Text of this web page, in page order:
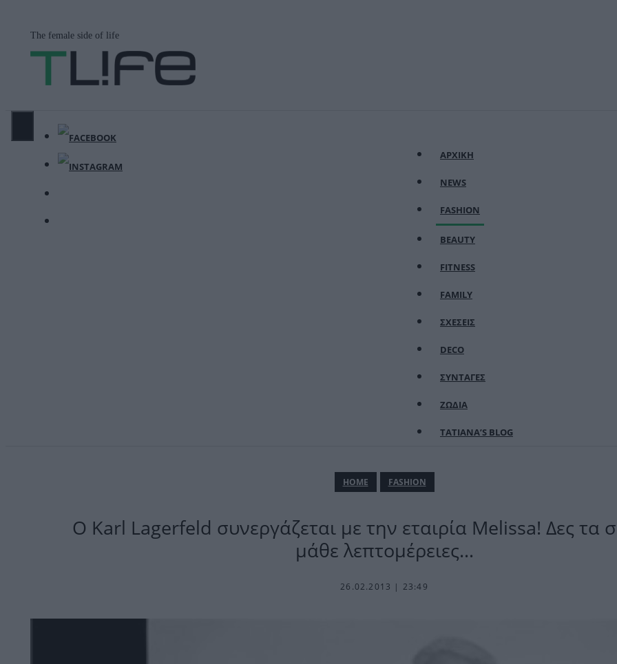
περιεχόμενο
The female side of life
ΑΡΧΙΚΗ
NEWS
FASHION
BEAUTY
FITNESS
FAMILY
ΣΧΕΣΕΙΣ
DECO
ΣΥΝΤΑΓΕΣ
ΖΩΔΙΑ
TATIANA’S BLOG
ΗΟΜΕ FASHION
O Karl Lagerfeld συνεργάζεται με την εταιρία Melissa! Δες τα
μάθε λεπτομέρειες…
26.02.2013 | 23:49